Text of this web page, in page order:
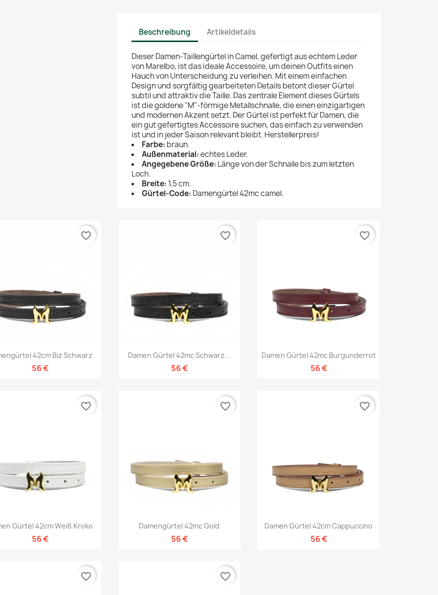
Beschreibung Artikeldetails
Dieser Damen-Taillengürtel in Camel, gefertigt aus echtem Leder
von Marelbo, ist das ideale Accessoire, um deinen Outfits einen
Hauch von Unterscheidung zu verleihen. Mit einem einfachen
Design und sorgfältig gearbeiteten Details betont dieser Gürtel
subtil und attraktiv die Taille. Das zentrale Element dieses Gürtels
ist die goldene "M"-förmige Metallschnalle, die einen einzigartigen
und modernen Akzent setzt. Der Gürtel ist perfekt für Damen, die
ein gut gefertigtes Accessoire suchen, das einfach zu verwenden
ist und in jeder Saison relevant bleibt. Herstellerpreis!
Farbe: braun.
Außenmaterial:echtes Leder.
Angegebene Größe: Länge von der Schnalle bis zum letzten
Loch.
Breite: 1,5 cm.
Gürtel-Code: Damengürtel 42mc camel.
Vorschau
42cm Biz Schwarz
56 €
favorite_border
Vorschau
Damen Gürtel 42mc Schwarz...
56 €
favorite_border
Vorschau
Damen Gürtel 42mc Burgunderrot
56 €
favorite_border
Vorschau
Gürtel 42cm Weiß Kroko
56 €
favorite_border
Vorschau
Damengürtel 42mc Gold
56 €
favorite_border
Vorschau
Damen Gürtel 42cm Cappuccino
56 €
favorite_border
favorite_border favorite_border